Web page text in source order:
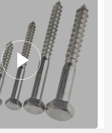
de construção e de